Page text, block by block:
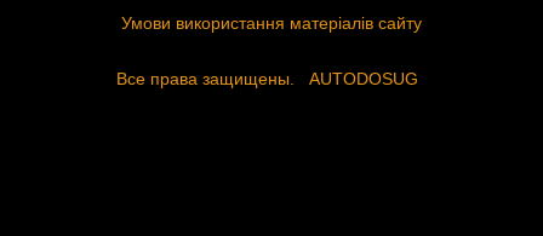
Умови використання матеріалів сайту
Все права защищены. AUTODOSUG